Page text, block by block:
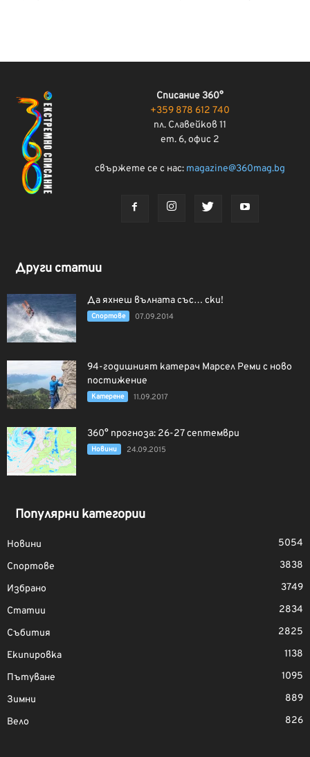
Списание 360°
+359 878 612 740
пл. Славейков 11
ет. 6, офис 2
свържете се с нас: magazine@360mag.bg
Други статии
Да яхнеш вълната със… ски!
Спортове 07.09.2014
94-годишният катерач Марсел Реми с ново
постижение
Катерене 11.09.2017
360° прогноза: 26-27 септември
Новини 24.09.2015
Популярни категории
Новини
5054
Спортове
3838
Избрано
3749
Статии
2834
Събития
2825
Екипировка
1138
Пътуване
1095
Зимни
889
Вело
826